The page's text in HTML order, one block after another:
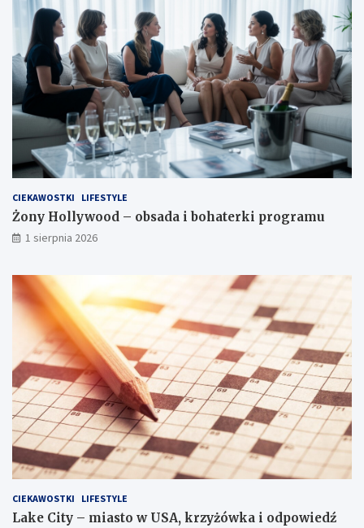
CIEKAWOSTKI LIFESTYLE
Żony Hollywood – obsada i bohaterki programu
1 sierpnia 2026
CIEKAWOSTKI LIFESTYLE
Lake City – miasto w USA, krzyżówka i odpowiedź